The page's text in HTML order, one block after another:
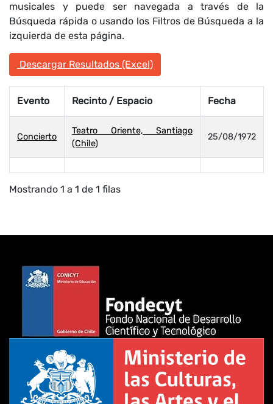
musicales y puede ser navegada a través de la
Búsqueda rápida o usando los Filtros de Búsqueda a la
izquierda de esta página.
Descargar Resultados (Excel)
Evento Recinto / Espacio Fecha
Concierto
Teatro Oriente, Santiago
(Chile)
25/08/1972
Mostrando 1 a 1 de 1 filas